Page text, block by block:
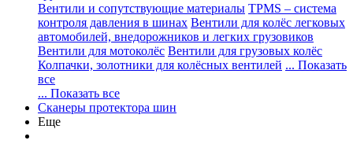
Вентили и сопутствующие материалы TPMS – система
контроля давления в шинах Вентили для колёс легковых
автомобилей, внедорожников и легких грузовиков
Вентили для мотоколёс Вентили для грузовых колёс
Колпачки, золотники для колёсных вентилей ... Показать
все
... Показать все
Сканеры протектора шин
Еще